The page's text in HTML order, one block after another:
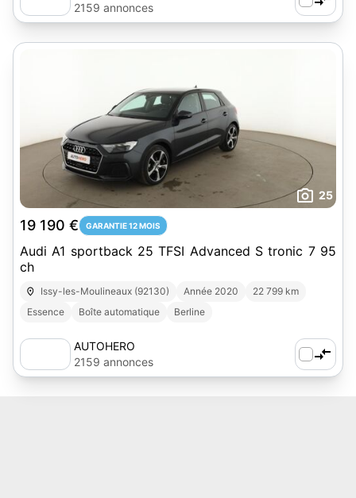
2159 annonces
25
19 190 € GARANTIE 12 MOIS
Audi A1 sportback 25 TFSI Advanced S tronic 7 95
ch
Issy-les-Moulineaux (92130) Année 2020
22 799 km
Essence
Boîte automatique Berline
AUTOHERO
2159 annonces